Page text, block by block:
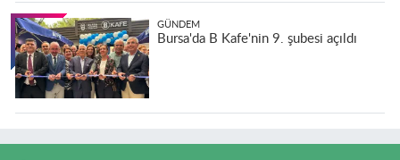
GÜNDEM
Bursa'da B Kafe'nin 9. şubesi açıldı